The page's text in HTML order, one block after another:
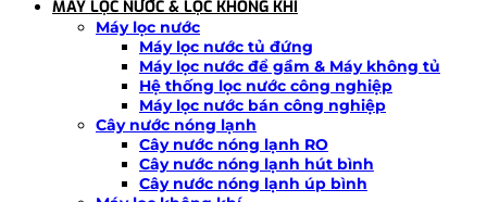
MÁY LỌC NƯỚC & LỌC KHÔNG KHÍ
Máy lọc nước
Máy lọc nước tủ đứng
Máy lọc nước để gầm & Máy không tủ
Hệ thống lọc nước công nghiệp
Máy lọc nước bán công nghiệp
Cây nước nóng lạnh
Cây nước nóng lạnh RO
Cây nước nóng lạnh hút bình
Cây nước nóng lạnh úp bình